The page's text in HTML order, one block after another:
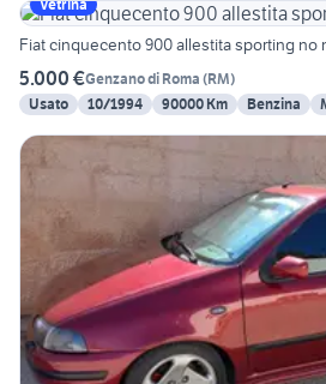
Vetrina
Fiat cinquecento 900 allestita sporting no
5.000 €Genzano di Roma (RM)
Usato
10/1994 90000 Km Benzina